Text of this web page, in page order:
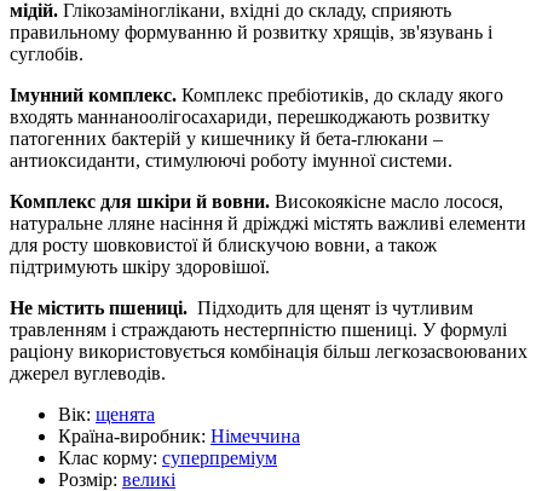
мідій. Глікозаміноглікани, вхідні до складу, сприяють
правильному формуванню й розвитку хрящів, зв'язувань і
суглобів.
Імунний комплекс. Комплекс пребіотиків, до складу якого
входять маннаноолігосахариди, перешкоджають розвитку
патогенних бактерій у кишечнику й бета-глюкани –
антиоксиданти, стимулюючі роботу імунної системи.
Комплекс для шкіри й вовни. Високоякісне масло лосося,
натуральне лляне насіння й дріжджі містять важливі елементи
для росту шовковистої й блискучою вовни, а також
підтримують шкіру здоровішої.
Не містить пшениці. Підходить для щенят із чутливим
травленням і страждають нестерпністю пшениці. У формулі
раціону використовується комбінація більш легкозасвоюваних
джерел вуглеводів.
Вік: щенята
Країна-виробник: Німеччина
Клас корму: суперпреміум
Розмір: великі